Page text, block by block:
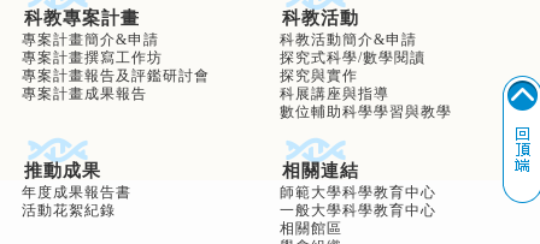
科教專案計畫
專案計畫簡介&申請
專案計畫撰寫工作坊
專案計畫報告及評鑑研討會
專案計畫成果報告
科教活動
科教活動簡介&申請
探究式科學/數學閱讀
探究與實作
科展講座與指導
數位輔助科學學習與教學
推動成果
年度成果報告書
活動花絮紀錄
相關連結
師範大學科學教育中心
一般大學科學教育中心
相關館區